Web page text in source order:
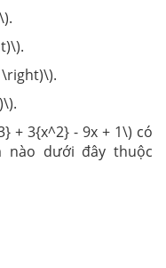
+ 3{x^2} - 9x + 1\) có
nào dưới đây thuộc